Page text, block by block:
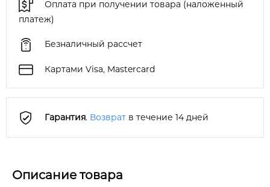
Оплата при получении товара (наложенный
платеж)
Безналичный рассчет
Картами Visa, Mastercard
Гарантия. Возврат в течение 14 дней
Описание товара